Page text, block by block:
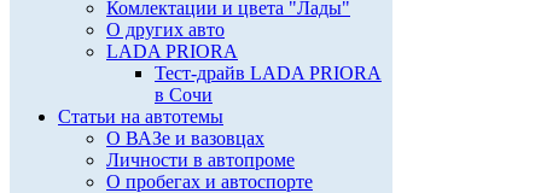
Комлектации и цвета "Лады"
О других авто
LADA PRIORA
Тест-драйв LADA PRIORA
в Сочи
Статьи на автотемы
О ВАЗе и вазовцах
Личности в автопроме
О пробегах и автоспорте